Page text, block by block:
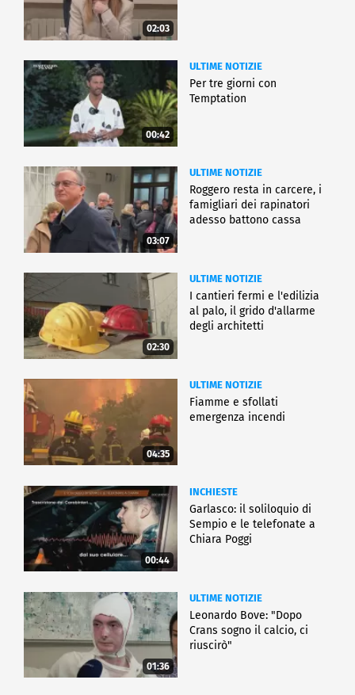
02:03
00:42
ULTIME NOTIZIE
Per tre giorni con
Temptation
03:07
ULTIME NOTIZIE
Roggero resta in carcere, i
famigliari dei rapinatori
adesso battono cassa
02:30
ULTIME NOTIZIE
I cantieri fermi e l'edilizia
al palo, il grido d'allarme
degli architetti
04:35
ULTIME NOTIZIE
Fiamme e sfollati
emergenza incendi
00:44
INCHIESTE
Garlasco: il soliloquio di
Sempio e le telefonate a
Chiara Poggi
01:36
ULTIME NOTIZIE
Leonardo Bove: "Dopo
Crans sogno il calcio, ci
riuscirò"